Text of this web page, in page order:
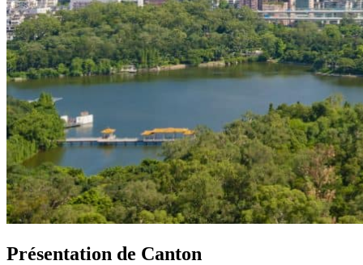
Présentation de Canton